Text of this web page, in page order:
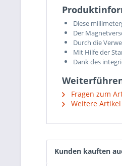
Diese
Der
Durch die
Mit Hilfe der
Dank des
Fragen zum
Weitere
Kunden kauften